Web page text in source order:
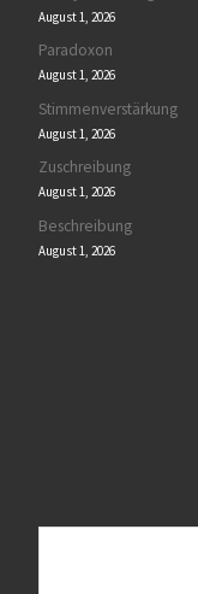
August 1, 2026
Paradoxon
August 1, 2026
Stimmenverstärkung
August 1, 2026
Zuschreibung
August 1, 2026
Beschreibung
August 1, 2026